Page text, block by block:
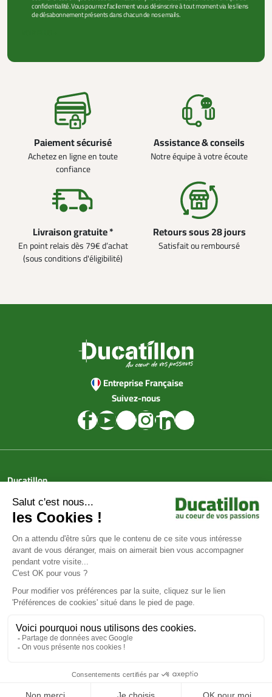
confidentialité. Vous pourrez facilement vous désinscrire à tout moment via les liens
de désabonnement présents dans chacun de nos emails.
Paiement sécurisé
Achetez en ligne en toute
confiance
Assistance & conseils
Notre équipe à votre écoute
Livraison gratuite *
En point relais dès 79€ d’achat
(sous conditions d'éligibilité)
Retours sous 28 jours
Satisfait ou remboursé
Entreprise Française
Suivez-nous
Ducatillon
Achat en ligne
Services
Aide & Conseils
Paiement sécurisé
© Ducatillon 2026